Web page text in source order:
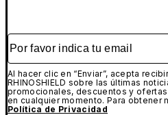
Por favor indica tu email
Al hacer clic en “Enviar”, acepta
RHINOSHIELD sobre las últimas
promocionales, descuentos y
en cualquier momento. Para obtener
Política de Privacidad